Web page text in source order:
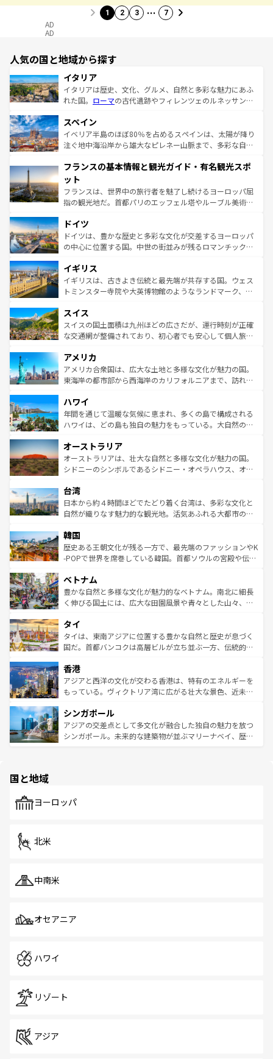
1 2 3 … 7
AD
AD
人気の国と地域から探す
イタリア
イタリアは歴史、文化、グルメ、自然と多彩な魅力にあふ
れた国。 ローマの古代遺跡やフィレンツェのルネッサンス
ろん、トスカーナの美しい田園風景やアマルフィ海岸の絶
景など、自然景観も見逃せない。観光の合間には、本場の
ピザやパスタなど、絶品のイタリア料理を堪能することも
ませてくれるイタリアで、忘れられない旅をしてみよう！
なお、新着のイタリア情報は
しい。
スペイン
イベリア半島のほぼ80％を占めるスペインは、太陽が降り
注ぐ地中海沿岸から雄大なピレネー山脈まで、多彩な自然
文化が根付くこの国では、情熱的なフラメンコ、熱気あふ
れる闘牛、そして美味しいタパスが生活の一部となってい
る。首都マドリードの洗練された雰囲気や、バルセロナの
アートに溢れた街角から、地方では古代ローマ遺跡や中世
せる。地方によって風土や気候が異なるスペインはその個
性で訪れる人を魅了する。 なお、新着のスペイン情報は コ
ンテンツ一覧を参照してほしい。
フランスの基本情報と観光ガイド・有名観光スポ
ット
フランスは、世界中の旅行者を魅了し続けるヨーロッパ屈
指の観光地だ。首都パリのエッフェル塔やルーブル美術館
で、幅広い魅力が詰まっている。華麗な宮殿、歴史的な大
聖堂、美しいビーチ、そして豊かな自然が、訪れる者を心
から魅了する。また、フランスは美食の国としても知ら
いる。シャンパンの発祥地であるランス、プロヴァンスの
香り高いラベンダー畑など、多彩な楽しみ方が可能だ。さ
らに、パリ以外の地域にも魅力が溢れており、どの街角に
れる地方に足を運ぶとそれぞれで全く異なる文化を体験で
きるだろう。 なお、新着のフランス情報はコンテンツ一覧
を参照してほしい。
ドイツ
ドイツは、豊かな歴史と多彩な文化が交差するヨーロッパ
の中心に位置する国。中世の街並みが残るロマンチック街
顔を持つこの国は、どこを歩いても飽きることがない。ベ
ルリンの文化的活気、バイエルン州のアルプスの絶景、そ
してライン川沿いのワイン畑といった風景は必見。ビール
は、お酒好きな人にはぜひ体験してほしい。 なお、新着の
ドイツ情報はコンテンツ一覧を参照してほしい。
イギリス
イギリスは、古きよき伝統と最先端が共存する国。ウェス
トミンスター寺院や大英博物館のようなランドマーク、歴
リアごとに異なる魅力がある。また、優雅なアフタヌーン
ティー、ビール好きにはたまらない英国パブ、サッカー観
戦など、本場だからこそできる体験も豊富。イギリスを旅
ンツ一覧を参照してほしい。
スイス
スイスの国土面積は九州ほどの広さだが、運行時刻が正確
な交通網が整備されており、初心者でも安心して個人旅行
の建物がそのまま残る町や、スイスならではのユニークな
博物館もあり、アルプス観光だけでなく町歩きも満喫する
ことができる。国民の所得が高いため物価も高いが、旅行
ば市内交通費無料で観光を楽しむこともできる。 なお、新
着のスイス情報はコンテンツ一覧 を参照してほしい。
アメリカ
アメリカ合衆国は、広大な土地と多様な文化が魅力の国。
東海岸の都市部から西海岸のカリフォルニアまで、訪れる
のような巨大都市は、観光、ショッピング、エンターテイ
ンメントが詰まった刺激的なスポットだ。一方、アメリカ
西部には大自然が広がり、グランドキャニオンやイエロー
部のニューオーリンズでは、音楽と美食が融合した独特の
文化が魅力。旅行者はアメリカの各地域で異なる魅力を楽
しみながら、その多様性と豊かな歴史を感じることができ
ならではの贅沢な旅のスタイルだ。 なお、新着のアメリカ
情報はコンテンツ一覧を参照してほしい。
ハワイ
年間を通じて温暖な気候に恵まれ、多くの島で構成される
ハワイは、どの島も独自の魅力をもっている。大自然の神
ワイ島は見逃せない。また、定番の観光地といえばオアフ
島だが、静かな自然を求めるならマウイ島やカウアイ島が
おすすめ。エメラルドグリーンに輝く海をはじめ、豊かな
れるおもてなしの心で訪れる人々を迎えてくれるハワイの
人々、おいしいローカルフードやハワイアンミュージッ
ク、伝統的なフラダンスなど、すべてがハワイの魅力を彩
ワイを、存分に味わってほしい。 なお、新着のハワイ情報
はコンテンツ一覧を参照してほしい。
オーストラリア
オーストラリアは、壮大な自然と多様な文化が魅力の国。
シドニーのシンボルであるシドニー・オペラハウス、オー
リアリーフや大陸中央部にそびえるウルル（エアーズロッ
ク）、タスマニアの美しい原生林やケアンズの熱帯雨林な
ど、見どころがたくさん。また、カフェやワイン、オージ
いる。アクティビティも充実しており、サーフィンやダイ
ビング、ハイキングなど、アウトドア好きにはたまらな
い。オーストラリアの多彩な魅力を存分に味わいつくそ
参照してほしい。
台湾
日本から約４時間ほどでたどり着く台湾は、多彩な文化と
自然が織りなす魅力的な観光地。活気あふれる大都市の台
ン）、静ひつな山岳地帯である台湾東部など、都市の喧騒
と山間の静けさが共存しており、訪れる人に新しい発見と
驚きをもたらしてくれる。また、奥深い台湾の食文化も魅
容にもいいと評判のスイーツなど、バラエティ豊かな料理
が味わえる。 なお、新着の台湾情報は コンテンツ一覧を参
照してほしい。
韓国
歴史ある王朝文化が残る一方で、最先端のファッションやK
-POPで世界を席巻している韓国。首都ソウルの宮殿や伝統
き、地方に足を延ばせば四季折々の自然美を楽しむことが
できる。そして、キムチや焼肉、絶品のストリートフード
まで、さまざまな韓国料理が待っている。夜には、韓国な
リティに包まれながら、韓国の多彩な魅力を心ゆくまで味
わってみてほしい。 なお、新着の韓国情報はコンテンツ一
覧を参照してほしい。
ベトナム
豊かな自然と多様な文化が魅力的なベトナム。南北に細長
く伸びる国土には、広大な田園風景や青々とした山々、世
急速な発展と共に伝統が息づく。ハノイの古い町並みやホ
ーチミン市のフランス統治時代の建物も、独特の雰囲気を
醸し出している。また、バラエティの豊かさとおいしさで
とつ。フォーやバインミー、ベトナムコーヒーなどは、ぜ
ひ現地で味わいたい。どの地域を訪れてもあたたかい人々
が旅行者を迎えてくれるので、きっと忘れられない旅にな
参照してほしい。
タイ
タイは、東南アジアに位置する豊かな自然と歴史が息づく
国だ。首都バンコクは高層ビルが立ち並ぶ一方、伝統的な
の活気が交差している。北部ではチェンマイなどの山岳地
帯で自然と触れ合い、南部ではプーケットやクラビの美し
いビーチでリゾート気分を楽しむことができる。タイ料理
激する。気候は一年中温暖で、どの季節にも異なる楽しみ
が待っている。親しみやすいタイの人々、仏教を中心とし
た文化、そして多様な観光資源が、訪れる旅人を魅了し続
香港
アジアと西洋の文化が交わる香港は、特有のエネルギーを
もっている。ヴィクトリア湾に広がる壮大な景色、近未来
み、どこを訪れても感動するはず。観光スポットが密集し
ており、効率よく見どころを回れるのも魅力。息をのむよ
うな絶景から文化的な体験まで、香港を存分に楽しみ尽く
シンガポール
アジアの交差点として多文化が融合した独自の魅力を放つ
シンガポール。未来的な建築物が並ぶマリーナベイ、歴史
で、ホーカーズは地元の風情を楽しめる外せないスポット
国と地域
ヨーロッパ
北米
中南米
オセアニア
ハワイ
リゾート
アジア